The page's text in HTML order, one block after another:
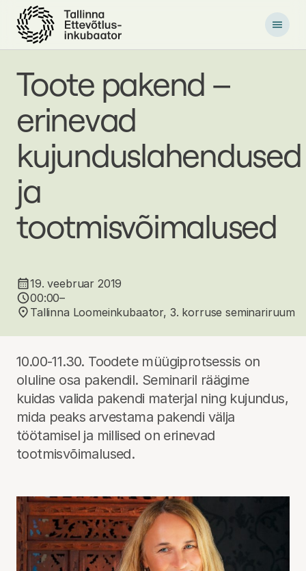
i
Toote pakend –
erinevad
kujunduslahendused
ja
tootmisvõimalused
19. veebruar 2019
00:00–
Tallinna Loomeinkubaator, 3. korruse seminariruum
10.00-11.30. Toodete müügiprotsessis on
oluline osa pakendil. Seminaril räägime
kuidas valida pakendi materjal ning kujundus,
mida peaks arvestama pakendi välja
töötamisel ja millised on erinevad
tootmisvõimalused.